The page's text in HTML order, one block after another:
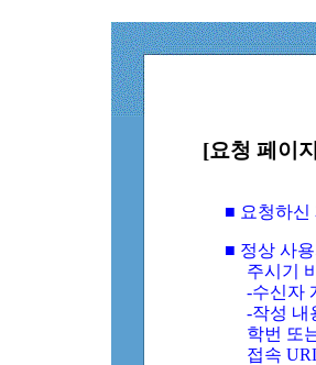
[요청 페이
■ 요청하신
■ 정상 사
주시기
-수신자
-작성 내
학번 또
접속